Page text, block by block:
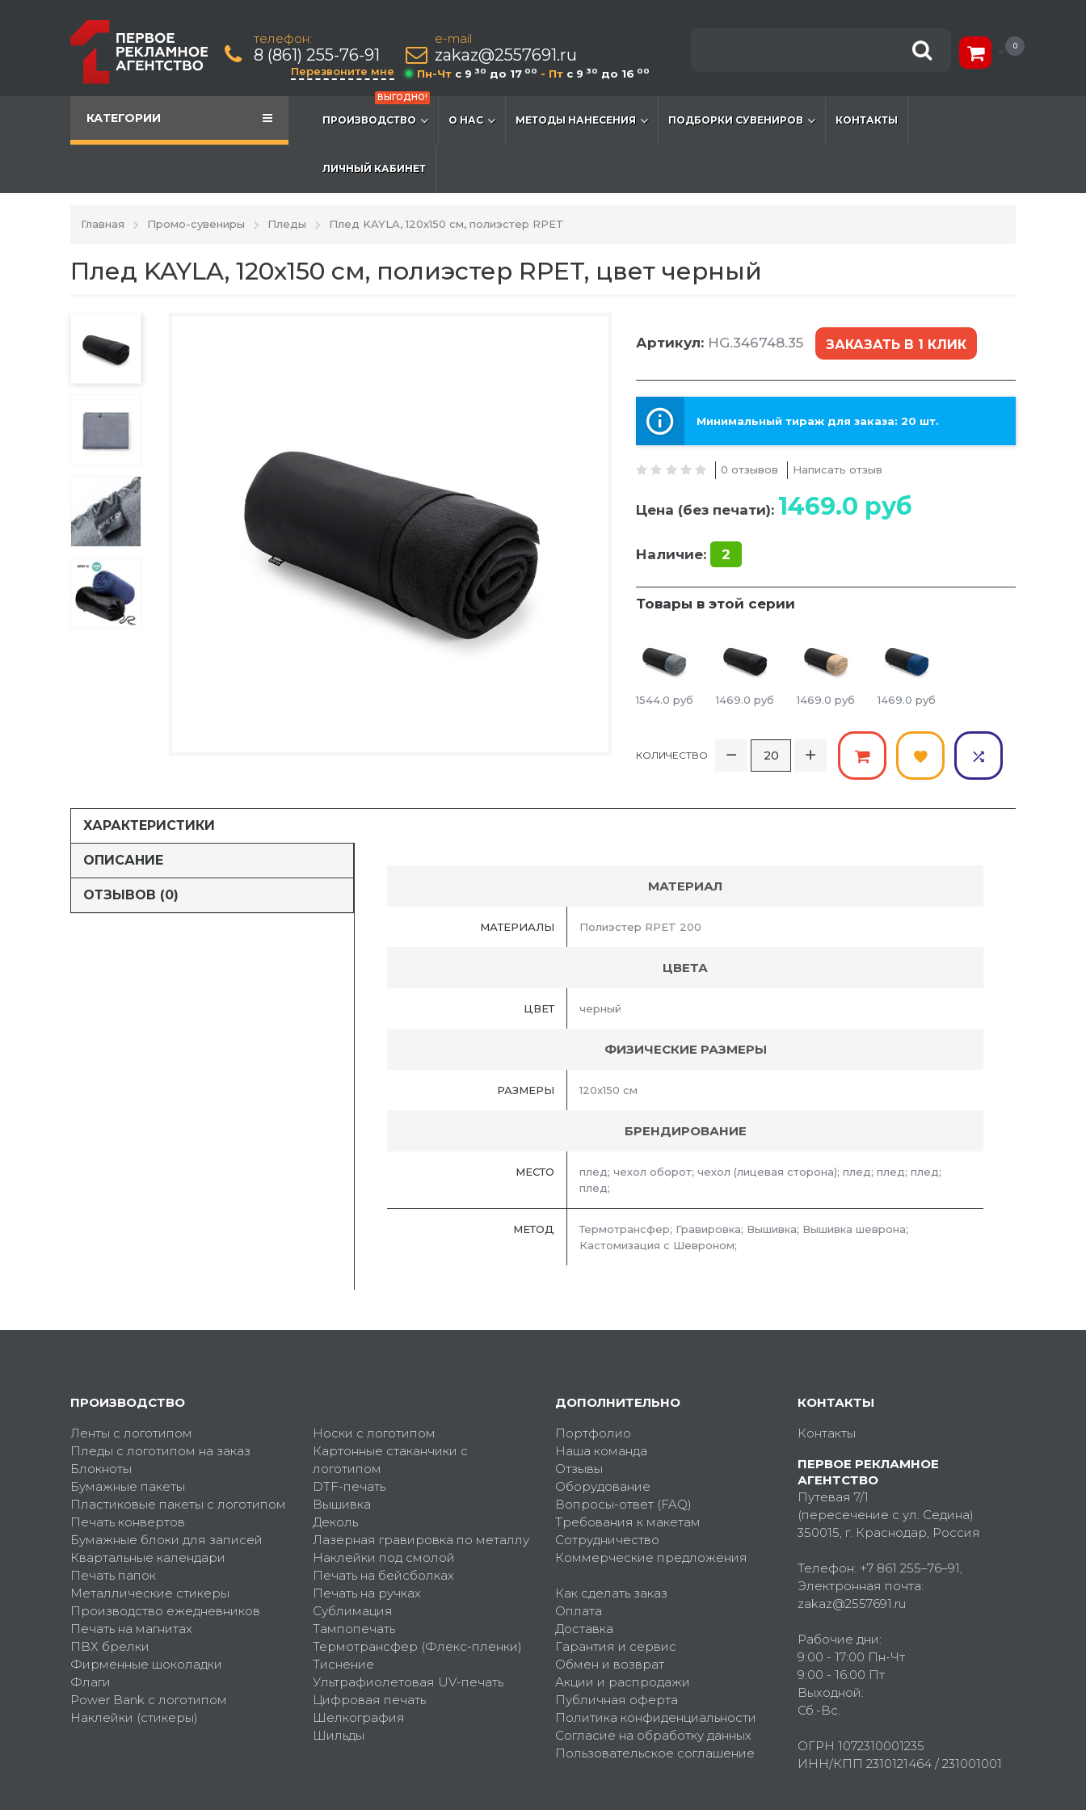
телефон:
8 (861) 255-76-91
Перезвоните мне
e-mail
zakaz@2557691.ru
Пн-Чт c 9 30 до 17 00 - Пт c 9 30 до 16 00
0
КАТЕГОРИИ
ВЫГОДНО!
ПРОИЗВОДСТВО О НАС МЕТОДЫ НАНЕСЕНИЯ ПОДБОРКИ СУВЕНИРОВ КОНТАКТЫ
ЛИЧНЫЙ КАБИНЕТ
Главная Промо-сувениры Пледы Плед KAYLA, 120x150 см, полиэстер RPET
Плед KAYLA, 120x150 см, полиэстер RPET, цвет черный
Артикул: HG.346748.35 ЗАКАЗАТЬ В 1 КЛИК
Минимальный тираж для заказа: 20 шт.
0 отзывов Написать отзыв
Цена (без печати): 1469.0 руб
Наличие: 2
Товары в этой серии
1544.0 руб 1469.0 руб 1469.0 руб 1469.0 руб
КОЛИЧЕСТВО
ХАРАКТЕРИСТИКИ
ОПИСАНИЕ
ОТЗЫВОВ (0)
МАТЕРИАЛ
МАТЕРИАЛЫ Полиэстер RPET 200
ЦВЕТА
ЦВЕТ черный
ФИЗИЧЕСКИЕ РАЗМЕРЫ
РАЗМЕРЫ 120x150 см
БРЕНДИРОВАНИЕ
МЕСТО
плед; чехол оборот; чехол (лицевая сторона); плед; плед; плед;
плед;
МЕТОД
Термотрансфер; Гравировка; Вышивка; Вышивка шеврона;
Кастомизация с Шевроном;
ПРОИЗВОДСТВО
Ленты с логотипом
Пледы с логотипом на заказ
Блокноты
Бумажные пакеты
Пластиковые пакеты с логотипом
Печать конвертов
Бумажные блоки для записей
Квартальные календари
Печать папок
Металлические стикеры
Производство ежедневников
Печать на магнитах
ПВХ брелки
Фирменные шоколадки
Флаги
Power Bank с логотипом
Наклейки (стикеры)
Носки с логотипом
Картонные стаканчики с
логотипом
DTF-печать
Вышивка
Деколь
Лазерная гравировка по металлу
Наклейки под смолой
Печать на бейсболках
Печать на ручках
Сублимация
Тампопечать
Термотрансфер (Флекс-пленки)
Тиснение
Ультрафиолетовая UV-печать
Цифровая печать
Шелкография
Шильды
ДОПОЛНИТЕЛЬНО
Портфолио
Наша команда
Отзывы
Оборудование
Вопросы-ответ (FAQ)
Требования к макетам
Сотрудничество
Коммерческие предложения
Как сделать заказ
Оплата
Доставка
Гарантия и сервис
Обмен и возврат
Акции и распродажи
Публичная оферта
Политика конфиденциальности
Согласие на обработку данных
Пользовательское соглашение
КОНТАКТЫ
Контакты
ПЕРВОЕ РЕКЛАМНОЕ
АГЕНТСТВО
Путевая 7/1
(пересечение с ул. Седина)
350015, г. Краснодар, Россия
Телефон: +7 861 255–76–91,
Электронная почта:
zakaz@2557691.ru
Рабочие дни:
9:00 - 17:00 Пн-Чт
9:00 - 16:00 Пт
Выходной:
Сб.-Вс.
ОГРН 1072310001235
ИНН/КПП 2310121464 / 231001001